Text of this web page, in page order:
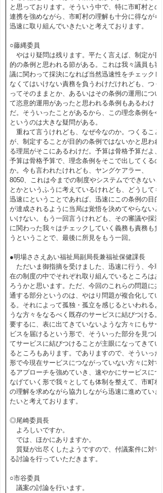
と思っております。そういう中で、特に市町村との
連携を強めながら、市町村の理解も十分に得ながら
迅速に取り組んでいきたいと考えております。
○藤縄委員
やはり疑問は残ります。平たく言えば、制定が目
的の条例と思われる節がある。これは我々議員も審
議に関わって採決になれば当然迅速性をチェックし
なくてはいけない責務を負うわけだけれども、つく
ってそのままとか、あるいはその条例の運用につい
て恣意的運用があったと思われる条例もあるわけ
だ。そういったことがあるから、この理念条例を今
というのは大きな疑問がある。
重ねて言うけれども、なぜ今なのか。つくること
が、制定することが目的の条例ではないかと思われ
る理屈がそこにあるわけだ。予算は骨格予算だよ、
予算は骨格予算で、理念条例をそこで出してくるの
か。今も言われたけれども、ヤングケアラー、
8050、これは今までの制度やシステムでできないこ
とかというふうに考えているけれども、どうしても
迅速にということであれば、迅速にこの条例の目的
が達成されるように当局は覚悟を決めてやらないと
いけない。もう一回言うけれども、その審議や採決
に関わった我々はチェックしていく義務も責務も負
うということで、最後に所見をもう一回。
●明場ささえあい福祉局副局長兼福祉保健課長
ただいま御指摘を受けました、迅速に行う、今現
在の制度の中でそれぞれ取り組んでいるところはあ
ろうかと思います。ただ、今回のこれらの問題に共
通する部分というのは、やはり問題が複合化してい
る。それによって孤独・孤立を感じるといわれるよ
うな方々をなるべく既存のサービスに結びつける。
要するに、表に出てきていないような方々にもサー
ビスを届けるという形で、そういった部分を見つけ
てサービスに結びつけることが主眼になってきてい
るところもあります。でありますので、そういった
形で今現在サービスにつながっていない方々に対す
るアプローチを強めていき、速やかにサービスにつ
なげていく形で我々としても体制を整えて、市町村
の理解を求めながら協力しながら迅速に進めていき
たいと考えております。
◎尾崎委員長
よろしいですか。
では、ほかにありますか。
質疑が出尽くしたようですので、付議案件に対す
る討論を行っていただきます。
○市谷委員
議案の討論を行います。